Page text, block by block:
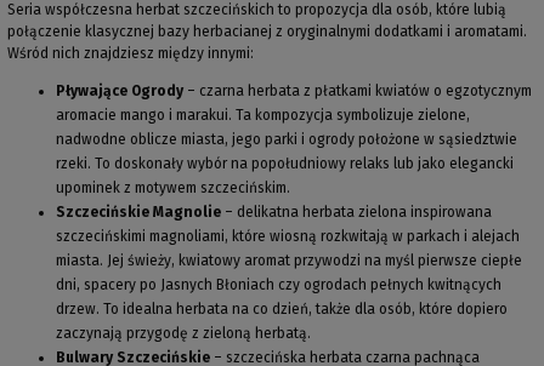
Seria współczesna herbat szczecińskich to propozycja dla osób, które lubią
połączenie klasycznej bazy herbacianej z oryginalnymi dodatkami i aromatami.
Wśród nich znajdziesz między innymi:
Pływające Ogrody – czarna herbata z płatkami kwiatów o egzotycznym
aromacie mango i marakui. Ta kompozycja symbolizuje zielone,
nadwodne oblicze miasta, jego parki i ogrody położone w sąsiedztwie
rzeki. To doskonały wybór na popołudniowy relaks lub jako elegancki
upominek z motywem szczecińskim.
Szczecińskie Magnolie – delikatna herbata zielona inspirowana
szczecińskimi magnoliami, które wiosną rozkwitają w parkach i alejach
miasta. Jej świeży, kwiatowy aromat przywodzi na myśl pierwsze ciepłe
dni, spacery po Jasnych Błoniach czy ogrodach pełnych kwitnących
drzew. To idealna herbata na co dzień, także dla osób, które dopiero
zaczynają przygodę z zieloną herbatą.
Bulwary Szczecińskie – szczecińska herbata czarna pachnąca